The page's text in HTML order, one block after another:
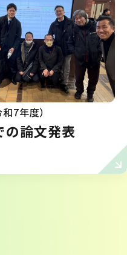
7年度）
の論文発表